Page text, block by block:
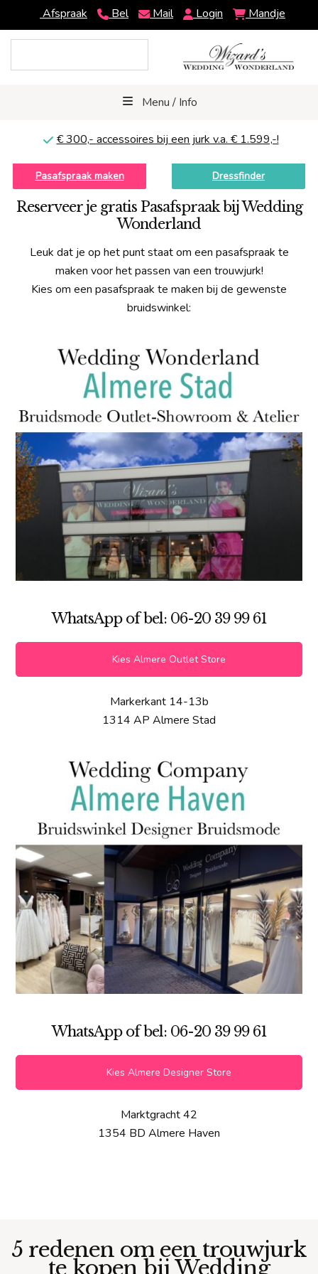
Afspraak Bel Mail Login Mandje
Menu / Info
€ 300,- accessoires bij een jurk v.a. € 1.599,-!
Pasafspraak maken Dressfinder
Reserveer je gratis Pasafspraak bij Wedding
Wonderland
Leuk dat je op het punt staat om een pasafspraak te
maken voor het passen van een trouwjurk!
Kies om een pasafspraak te maken bij de gewenste
bruidswinkel:
WhatsApp of bel: 06-20 39 99 61
Kies Almere Outlet Store
Markerkant 14-13b
1314 AP Almere Stad
WhatsApp of bel: 06-20 39 99 61
Kies Almere Designer Store
Marktgracht 42
1354 BD Almere Haven
5 redenen om een trouwjurk
te kopen bij Wedding